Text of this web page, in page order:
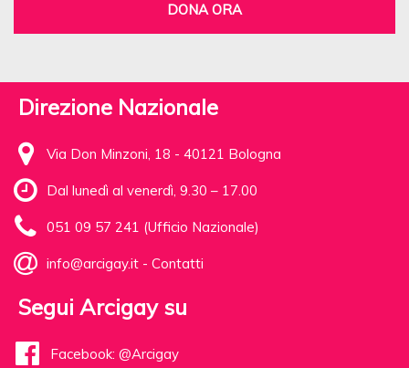
DONA ORA
Direzione Nazionale
Via Don Minzoni, 18 - 40121 Bologna
Dal lunedì al venerdì, 9.30 – 17.00
051 09 57 241 (Ufficio Nazionale)
info@arcigay.it - Contatti
Segui Arcigay su
Facebook: @Arcigay